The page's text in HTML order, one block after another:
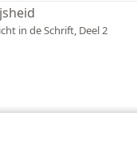
in de Schrift, Deel 2
Society of Pennsylvania